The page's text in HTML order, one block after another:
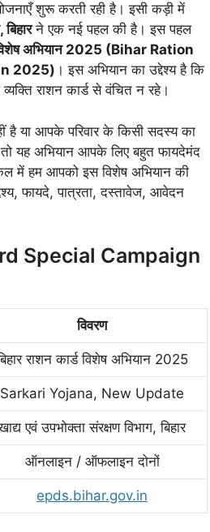
शुरू करती रही है। इसी कड़ी में
ने एक नई पहल की है। इस पहल
विशेष अभियान 2025 (Bihar Ration
2025) । इस अभियान का उद्देश्य है कि
व्यक्ति राशन कार्ड से वंचित न रहे।
है या आपके परिवार के किसी सदस्य का
तो यह अभियान आपके लिए बहुत फायदेमंद
में हम आपको इस विशेष अभियान की
फायदे, पात्रता, दस्तावेज, आवेदन
Special Campaign
विवरण
राशन कार्ड विशेष अभियान 2025
Sarkari Yojana, New Update
एवं उपभोक्ता संरक्षण विभाग, बिहार
ऑनलाइन / ऑफलाइन दोनों
epds.bihar.gov.in